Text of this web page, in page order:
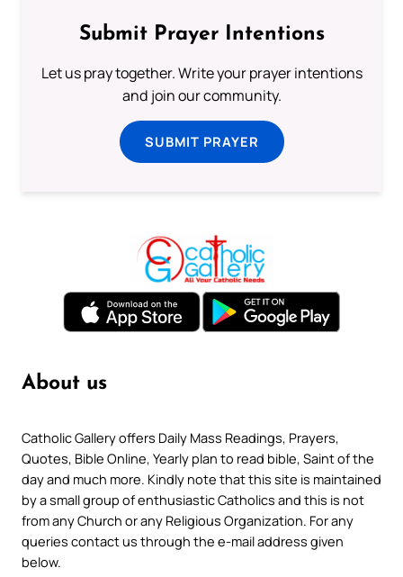
Submit Prayer Intentions
Let us pray together. Write your prayer intentions
and join our community.
SUBMIT PRAYER
About us
Catholic Gallery offers Daily Mass Readings, Prayers,
Quotes, Bible Online, Yearly plan to read bible, Saint of the
day and much more. Kindly note that this site is maintained
by a small group of enthusiastic Catholics and this is not
from any Church or any Religious Organization. For any
queries contact us through the e-mail address given
below.